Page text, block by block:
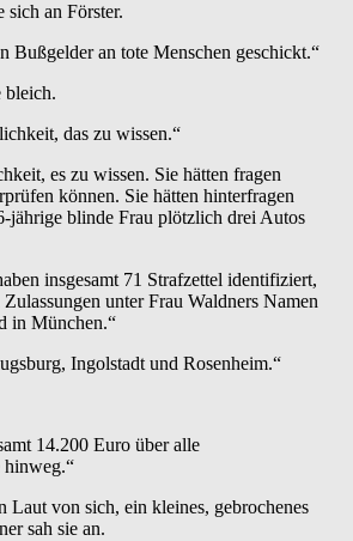
sich an Förster.
Bußgelder an tote Menschen geschickt.“
bleich.
das zu wissen.“
es zu wissen. Sie hätten fragen
können. Sie hätten hinterfragen
jährige blinde Frau plötzlich drei Autos
insgesamt 71 Strafzettel identifiziert,
unter Frau Waldners Namen
in München.“
Ingolstadt und Rosenheim.“
14.200 Euro über alle
hinweg.“
Laut von sich, ein kleines, gebrochenes
sah sie an.